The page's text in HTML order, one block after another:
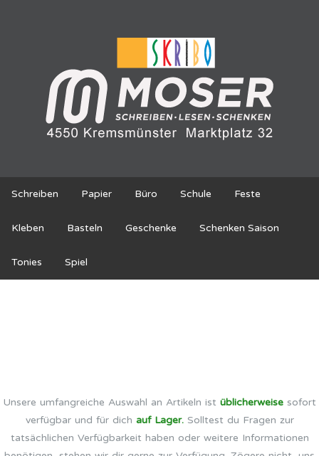
Schreiben Papier Büro Schule Feste
Kleben Basteln Geschenke Schenken Saison
Tonies Spiel
Unsere umfangreiche Auswahl an Artikeln ist üblicherweise sofort
verfügbar und für dich auf Lager.Solltest du Fragen zur
tatsächlichen Verfügbarkeit haben oder weitere Informationen